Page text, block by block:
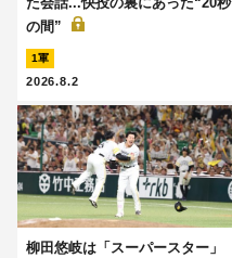
の間”
1軍
2026.8.2
柳田悠岐は「スーパースター」